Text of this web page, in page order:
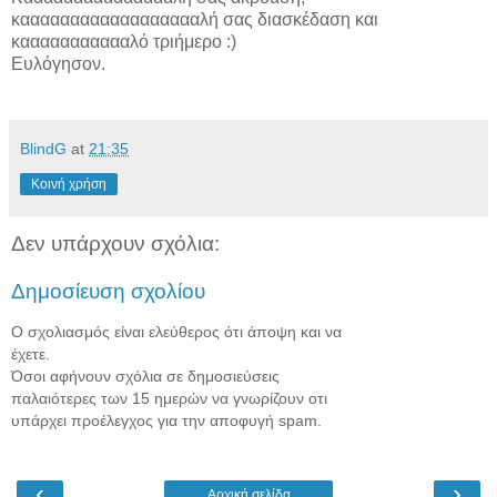
κααααααααααααααααααλή σας διασκέδαση και
καααααααααααλό τριήμερο :)
Ευλόγησον.
BlindG at 21:35
Κοινή χρήση
Δεν υπάρχουν σχόλια:
Δημοσίευση σχολίου
Ο σχολιασμός είναι ελεύθερος ότι άποψη και να
έχετε.
Όσοι αφήνουν σχόλια σε δημοσιεύσεις
παλαιότερες των 15 ημερών να γνωρίζουν οτι
υπάρχει προέλεγχος για την αποφυγή spam.